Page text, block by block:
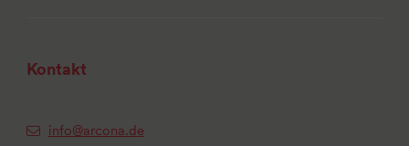
Kontakt
info@arcona.de